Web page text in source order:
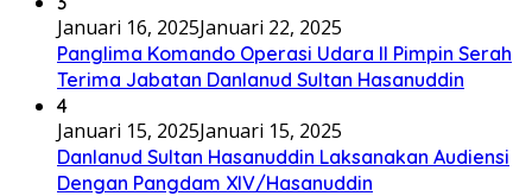
Januari 16, 2025Januari 22, 2025
Panglima Komando Operasi Udara II Pimpin Serah
Terima Jabatan Danlanud Sultan Hasanuddin
4
Januari 15, 2025Januari 15, 2025
Danlanud Sultan Hasanuddin Laksanakan Audiensi
Dengan Pangdam XIV/Hasanuddin